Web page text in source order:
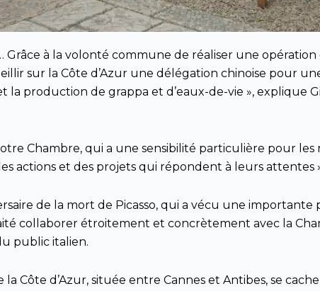
Grâce à la volonté commune de réaliser une
sur la Côte d’Azur une délégation chinoise pour
production de grappa et d’eaux-de-vie », explique
Chambre, qui a une sensibilité particulière pour les
actions et des projets qui répondent à leurs attentes
de la mort de Picasso, qui a vécu une importante
collaborer étroitement et concrètement avec la
public italien.
la Côte d’Azur, située entre Cannes et Antibes, se